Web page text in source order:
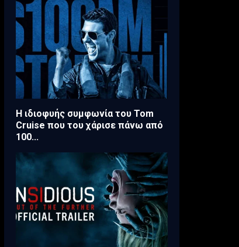
Η ιδιοφυής συμφωνία του Tom
Cruise που του χάρισε πάνω από
100...